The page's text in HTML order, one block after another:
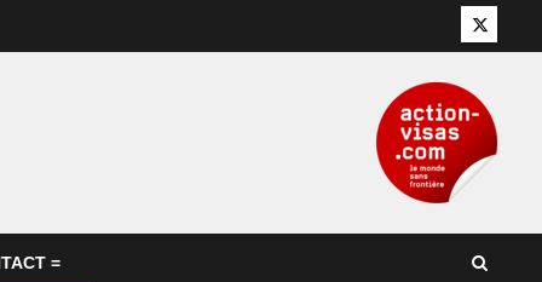
Twitter
=